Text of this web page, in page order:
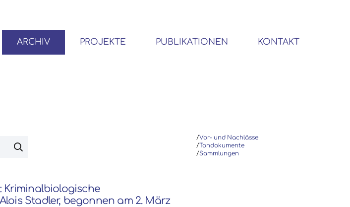
ARCHIV PROJEKTE PUBLIKATIONEN KONTAKT
/Vor- und Nachlässe
/Tondokumente
/Sammlungen
Kriminalbiologische
Stadler, begonnen am 2. März